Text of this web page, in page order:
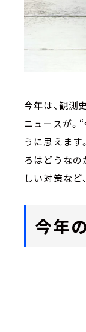
今年は、観測
ニュースが。
うに思えます
ろはどうなの
しい対策など
今年